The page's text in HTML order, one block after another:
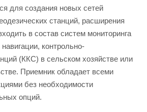
для создания новых сетей
станций, расширения
в состав систем мониторинга
контрольно-
(ККС) в сельском хозяйстве или
Приемник обладает всеми
без необходимости
опций.